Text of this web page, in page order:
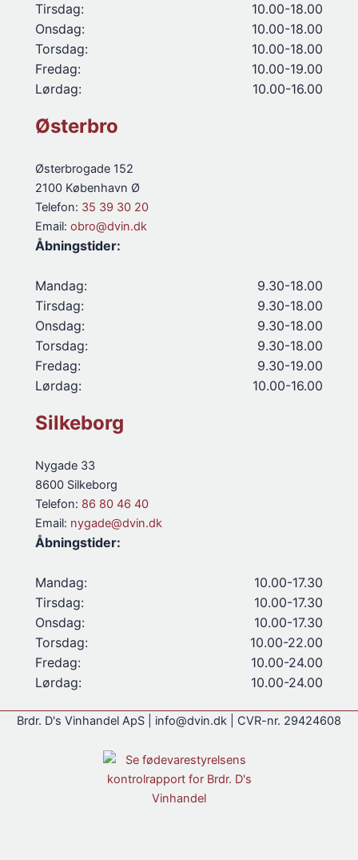
Tirsdag:
10.00-18.00
Onsdag:
10.00-18.00
Torsdag:
10.00-18.00
Fredag:
10.00-19.00
Lørdag:
10.00-16.00
Østerbro
Østerbrogade 152
2100 København Ø
Telefon: 35 39 30 20
Email: obro@dvin.dk
Åbningstider:
Mandag:
9.30-18.00
Tirsdag:
9.30-18.00
Onsdag:
9.30-18.00
Torsdag:
9.30-18.00
Fredag:
9.30-19.00
Lørdag:
10.00-16.00
Silkeborg
Nygade 33
8600 Silkeborg
Telefon: 86 80 46 40
Email: nygade@dvin.dk
Åbningstider:
Mandag:
10.00-17.30
Tirsdag:
10.00-17.30
Onsdag:
10.00-17.30
Torsdag:
10.00-22.00
Fredag:
10.00-24.00
Lørdag:
10.00-24.00
Brdr. D's Vinhandel ApS | info@dvin.dk | CVR-nr. 29424608